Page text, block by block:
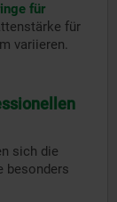
für
für
variieren.
sich die
besonders